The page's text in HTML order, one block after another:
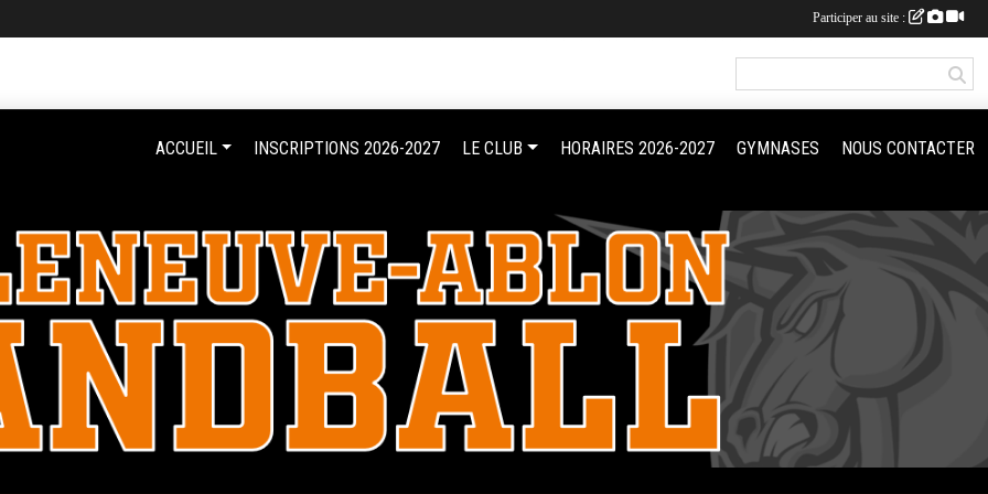
ACCUEIL INSCRIPTIONS 2026-2027 LE CLUB HORAIRES 2026-2027 GYMNASES NOUS CONTACTER
Participer au site :